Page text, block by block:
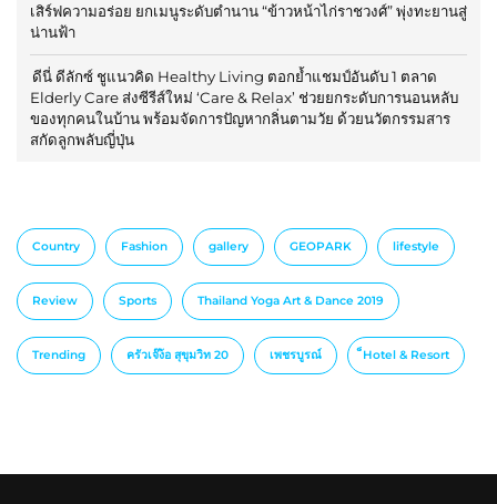
เสิร์ฟความอร่อย ยกเมนูระดับตำนาน “ข้าวหน้าไก่ราชวงศ์” พุ่งทะยานสู่
น่านฟ้า
ดีนี่ ดีลักซ์ ชูแนวคิด Healthy Living ตอกย้ำแชมป์อันดับ 1 ตลาด
Elderly Care ส่งซีรีส์ใหม่ ‘Care & Relax’ ช่วยยกระดับการนอนหลับ
ของทุกคนในบ้าน พร้อมจัดการปัญหากลิ่นตามวัย ด้วยนวัตกรรมสาร
สกัดลูกพลับญี่ปุ่น
Country Fashion gallery GEOPARK lifestyle
Review Sports Thailand Yoga Art & Dance 2019
Trending ครัวเจ๊ง้อ สุขุมวิท 20 เพชรบูรณ์ ็Hotel & Resort